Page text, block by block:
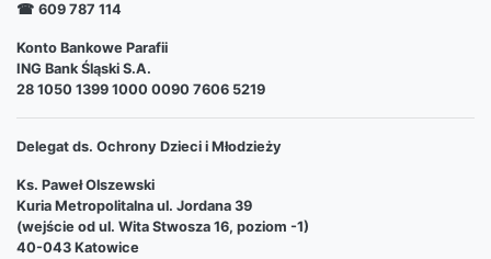
☎ 609 787 114
Konto Bankowe Parafii
ING Bank Śląski S.A.
28 1050 1399 1000 0090 7606 5219
Delegat ds. Ochrony Dzieci i Młodzieży
Ks. Paweł Olszewski
Kuria Metropolitalna ul. Jordana 39
(wejście od ul. Wita Stwosza 16, poziom -1)
40-043 Katowice